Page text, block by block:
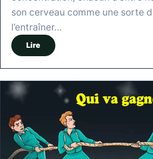
son cerveau comme une sorte
l’entraîner…
Lire